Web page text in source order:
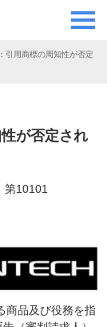
引用商標の周知性が否定
が否定され
第10101
商品及び役務を指